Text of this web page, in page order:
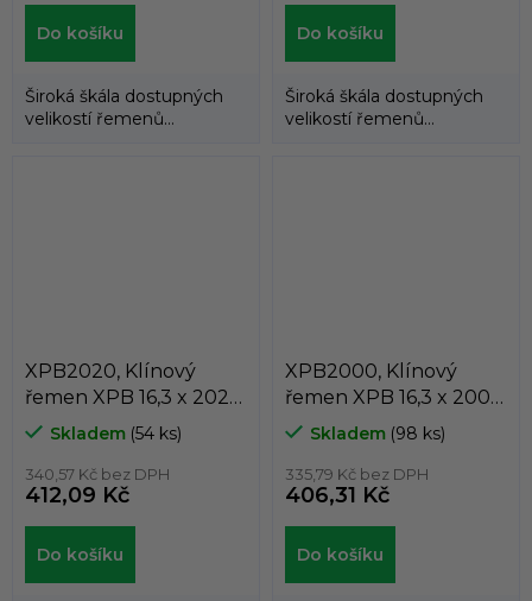
Do košíku
Široká škála dostupných
velikostí řemenů
Do košíku
Široká škála dostupných
velikostí řemenů
XPB2020, Klínový
řemen XPB 16,3 x 2020
Lw, 2042 La, Dunlop
White Flash
Skladem (54 ks)
340,57 Kč bez DPH
412,09 Kč
Do košíku
XPB2000, Klínový
řemen XPB 16,3 x 2000
Lw, 2022 La, Dunlop
White Flash
Skladem (98 ks)
335,79 Kč bez DPH
406,31 Kč
Do košíku